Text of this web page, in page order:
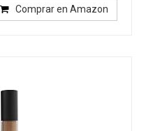
Comprar en Amazon